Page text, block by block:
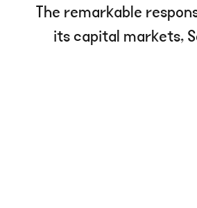
The remarkable
its capital markets,